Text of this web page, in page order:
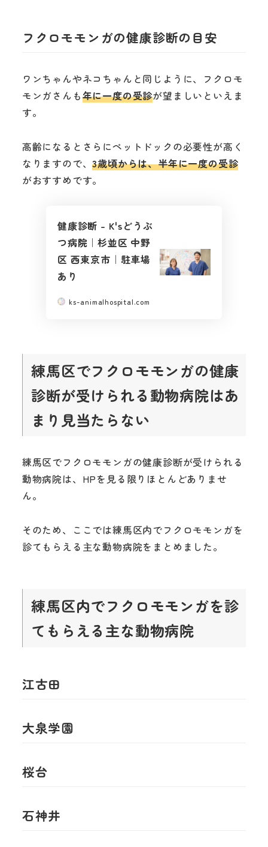
フクロモモンガの健康診断の目安
ワンちゃんやネコちゃんと同じように、フクロモ
モンガさんも年に一度の受診が望ましいといえま
す。
高齢になるとさらにペットドックの必要性が高く
なりますので、3歳頃からは、半年に一度の受診
がおすすめです。
健康診断 – K'sどうぶ
つ病院｜杉並区 中野
区 西東京市｜駐車場
あり
ks-animalhospital.com
練馬区でフクロモモンガの健康
診断が受けられる動物病院はあ
まり見当たらない
練馬区でフクロモモンガの健康診断が受けられる
動物病院は、HPを見る限りほとんどありませ
ん。
そのため、ここでは練馬区内でフクロモモンガを
診てもらえる主な動物病院をまとめました。
練馬区内でフクロモモンガを診
てもらえる主な動物病院
江古田
大泉学園
桜台
石神井